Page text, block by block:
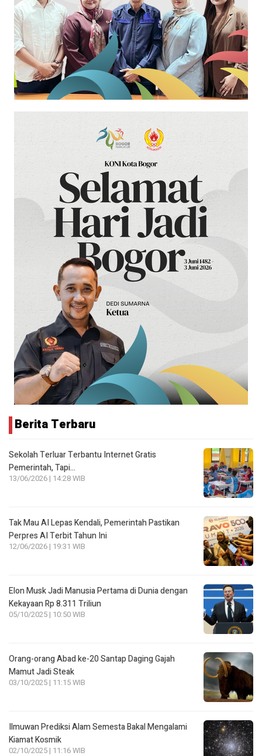
Berita Terbaru
Sekolah Terluar Terbantu Internet Gratis
Pemerintah, Tapi…
13/06/2026 | 14:28 WIB
Tak Mau AI Lepas Kendali, Pemerintah Pastikan
Perpres AI Terbit Tahun Ini
12/06/2026 | 19:31 WIB
Elon Musk Jadi Manusia Pertama di Dunia dengan
Kekayaan Rp 8.311 Triliun
05/10/2025 | 10:50 WIB
Orang-orang Abad ke-20 Santap Daging Gajah
Mamut Jadi Steak
03/10/2025 | 11:15 WIB
Ilmuwan Prediksi Alam Semesta Bakal Mengalami
Kiamat Kosmik
02/10/2025 | 11:16 WIB